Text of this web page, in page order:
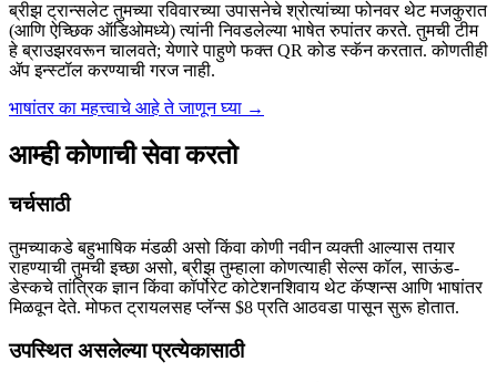
ब्रीझ ट्रान्सलेट तुमच्या रविवारच्या उपासनेचे श्रोत्यांच्या फोनवर थेट मजकुरात
(आणि ऐच्छिक ऑडिओमध्ये) त्यांनी निवडलेल्या भाषेत रुपांतर करते. तुमची टीम
हे ब्राउझरवरून चालवते; येणारे पाहुणे फक्त QR कोड स्कॅन करतात. कोणतीही
ॲप इन्स्टॉल करण्याची गरज नाही.
भाषांतर का महत्त्वाचे आहे ते जाणून घ्या →
आम्ही कोणाची सेवा करतो
चर्चसाठी
तुमच्याकडे बहुभाषिक मंडळी असो किंवा कोणी नवीन व्यक्ती आल्यास तयार
राहण्याची तुमची इच्छा असो, ब्रीझ तुम्हाला कोणत्याही सेल्स कॉल, साऊंड-
डेस्कचे तांत्रिक ज्ञान किंवा कॉर्पोरेट कोटेशनशिवाय थेट कॅप्शन्स आणि भाषांतर
मिळवून देते. मोफत ट्रायलसह प्लॅन्स $8 प्रति आठवडा पासून सुरू होतात.
उपस्थित असलेल्या प्रत्येकासाठी